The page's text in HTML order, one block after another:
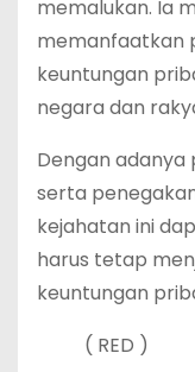
memalukan. Ia
memanfaatkan
keuntungan
negara dan
Dengan
serta
kejahatan ini
harus tetap
keuntungan
( RED )